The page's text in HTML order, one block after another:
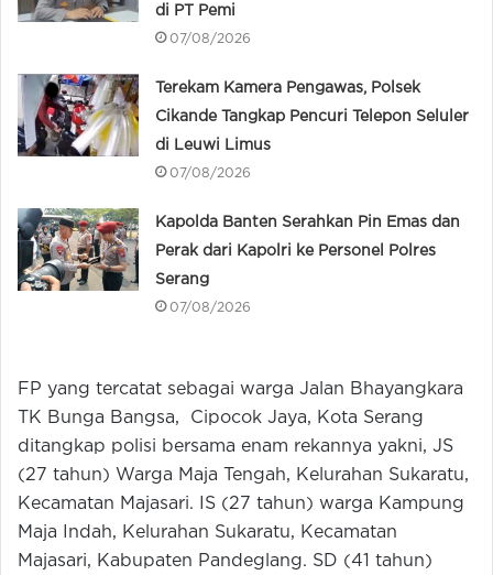
di PT Pemi
07/08/2026
Terekam Kamera Pengawas, Polsek
Cikande Tangkap Pencuri Telepon Seluler
di Leuwi Limus
07/08/2026
Kapolda Banten Serahkan Pin Emas dan
Perak dari Kapolri ke Personel Polres
Serang
07/08/2026
FP yang tercatat sebagai warga Jalan Bhayangkara
TK Bunga Bangsa, Cipocok Jaya, Kota Serang
ditangkap polisi bersama enam rekannya yakni, JS
(27 tahun) Warga Maja Tengah, Kelurahan Sukaratu,
Kecamatan Majasari. IS (27 tahun) warga Kampung
Maja Indah, Kelurahan Sukaratu, Kecamatan
Majasari, Kabupaten Pandeglang. SD (41 tahun)